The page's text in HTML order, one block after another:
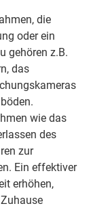
die
oder ein
gehören z.B.
das
wie das
des
zur
Ein effektiver
erhöhen,